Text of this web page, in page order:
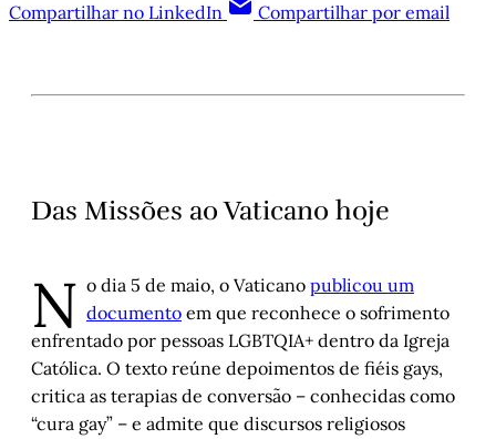
Compartilhar no LinkedIn
Compartilhar por email
Das Missões ao Vaticano hoje
N o dia 5 de maio, o Vaticano publicou um
documento em que reconhece o sofrimento
enfrentado por pessoas LGBTQIA+ dentro da Igreja
Católica. O texto reúne depoimentos de fiéis gays,
critica as terapias de conversão – conhecidas como
“cura gay” – e admite que discursos religiosos